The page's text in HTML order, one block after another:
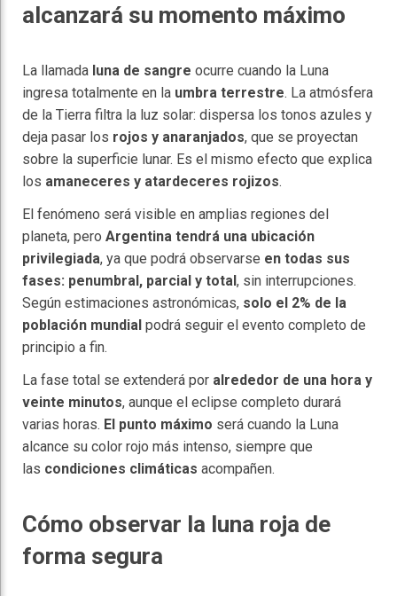
alcanzará su momento máximo
La llamada luna de sangre ocurre cuando la Luna
ingresa totalmente en la umbra terrestre. La atmósfera
de la Tierra filtra la luz solar: dispersa los tonos azules y
deja pasar los rojos y anaranjados, que se proyectan
sobre la superficie lunar. Es el mismo efecto que explica
los amaneceres y atardeceres rojizos.
El fenómeno será visible en amplias regiones del
planeta, pero Argentina tendrá una ubicación
privilegiada, ya que podrá observarse en todas sus
fases: penumbral, parcial y total, sin interrupciones.
Según estimaciones astronómicas, solo el 2% de la
población mundial podrá seguir el evento completo de
principio a fin.
La fase total se extenderá por alrededor de una hora y
veinte minutos, aunque el eclipse completo durará
varias horas. El punto máximo será cuando la Luna
alcance su color rojo más intenso, siempre que
las condiciones climáticas acompañen.
Cómo observar la luna roja de
forma segura